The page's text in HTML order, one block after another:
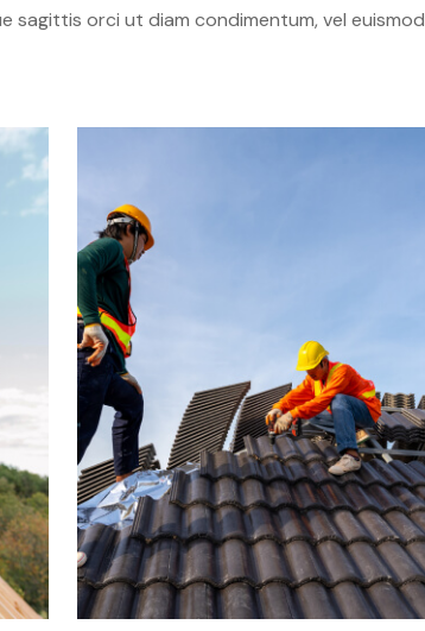
sagittis orci ut diam condimentum, vel